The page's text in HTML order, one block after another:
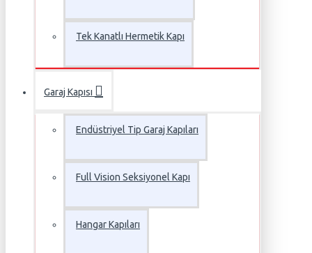
Tek Kanatlı Hermetik Kapı
Garaj Kapısı
Endüstriyel Tip Garaj Kapıları
Full Vision Seksiyonel Kapı
Hangar Kapıları